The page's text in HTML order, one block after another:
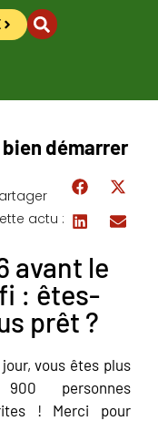
démarrer
actu :
avant le
: êtes-
prêt ?
vous êtes plus
personnes
! Merci pour